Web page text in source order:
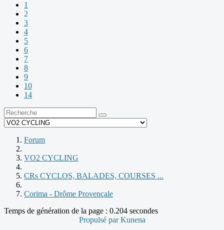
1
2
3
4
5
6
7
8
9
10
14
Forum
VO2 CYCLING
CRs CYCLOS, BALADES, COURSES ...
Corima - Drôme Provençale
Temps de génération de la page : 0.204 secondes
Propulsé parKunena